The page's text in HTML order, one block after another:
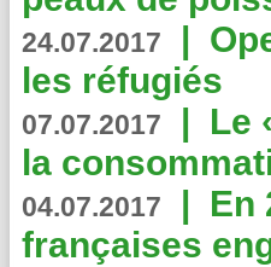
24.07.2017 |
les réfugiés
07.07.2017 | Le
la
04.07.2017 | En
françaises